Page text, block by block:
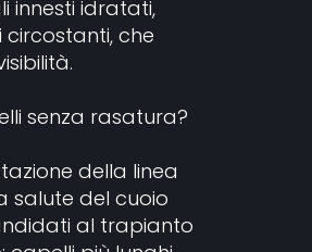
innesti idratati,
che
senza rasatura?​
della linea
salute del cuoio
al trapianto